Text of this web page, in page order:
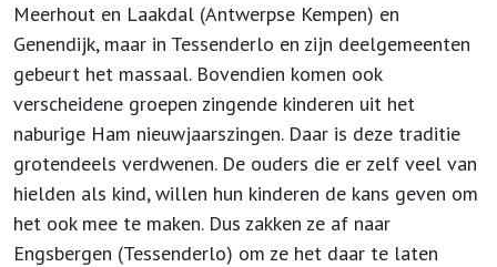
Meerhout en Laakdal (Antwerpse Kempen) en
Genendijk, maar in Tessenderlo en zijn deelgemeenten
gebeurt het massaal. Bovendien komen ook
verscheidene groepen zingende kinderen uit het
naburige Ham nieuwjaarszingen. Daar is deze traditie
grotendeels verdwenen. De ouders die er zelf veel van
hielden als kind, willen hun kinderen de kans geven om
het ook mee te maken. Dus zakken ze af naar
Engsbergen (Tessenderlo) om ze het daar te laten